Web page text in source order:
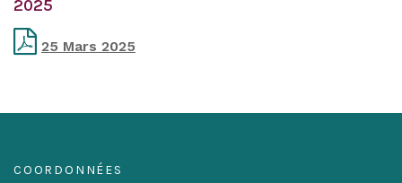
2025
25 Mars 2025
COORDONNÉES